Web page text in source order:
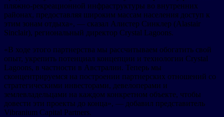
пляжно-рекреационной инфраструктуры во внутренних
районах, предоставляя широким массам населения доступ к
этим зонам отдыха», — сказал Алистер Синклер (Alastair
Sinclair), региональный директор Crystal Lagoons.
«В ходе этого партнерства мы рассчитываем обогатить свой
опыт, укрепить потенциал концепции и технологии Crystal
Lagoons, в частности в Австралии. Теперь мы
сконцентрируемся на построении партнерских отношений со
стратегическими инвесторами, девелоперами и
землевладельцами на каждом конкретном объекте, чтобы
довести эти проекты до конца», — добавил представитель
Vibranium Capital Partners.